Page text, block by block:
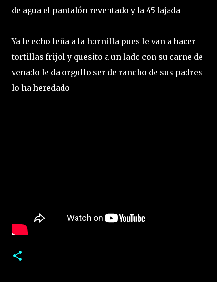
de agua el pantalón reventado y la 45 fajada
Ya le echo leña a la hornilla pues le van a hacer
tortillas frijol y quesito a un lado con su carne de
venado le da orgullo ser de rancho de sus padres
lo ha heredado